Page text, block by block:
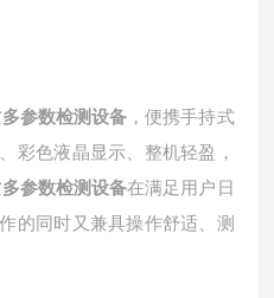
参数检测设备 ，便携手持式
彩色液晶显示、整机轻盈，
参数检测设备在满足用户日
的同时又兼具操作舒适、测